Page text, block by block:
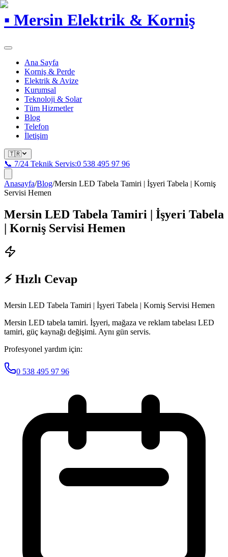
▪ Mersin Elektrik & Korniş
Ana Sayfa
Korniş & Perde
Elektrik & Avize
Kurumsal
Teknoloji & Solar
Tüm Hizmetler
Blog
Telefon
İletişim
🇹🇷
📞 7/24 Teknik Servis:0 538 495 97 96
Anasayfa/Blog/Mersin LED Tabela Tamiri | İşyeri Tabela | Korniş
Servisi Hemen
Mersin LED Tabela Tamiri | İşyeri Tabela
| Korniş Servisi Hemen
⚡ Hızlı Cevap
Mersin LED Tabela Tamiri | İşyeri Tabela | Korniş Servisi Hemen
Mersin LED tabela tamiri. İşyeri, mağaza ve reklam tabelası LED
tamiri, güç kaynağı değişimi. Aynı gün servis.
Profesyonel yardım için:
0 538 495 97 96